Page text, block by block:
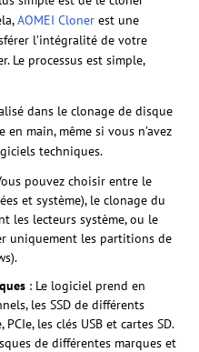
AOMEI Cloner est une
l’intégralité de votre
Le processus est simple,
dans le clonage de disque
main, même si vous n’avez
techniques.
pouvez choisir entre le
et système), le clonage du
les lecteurs système, ou le
uniquement les partitions de
: Le logiciel prend en
les SSD de différents
PCIe, les clés USB et cartes SD.
de différentes marques et